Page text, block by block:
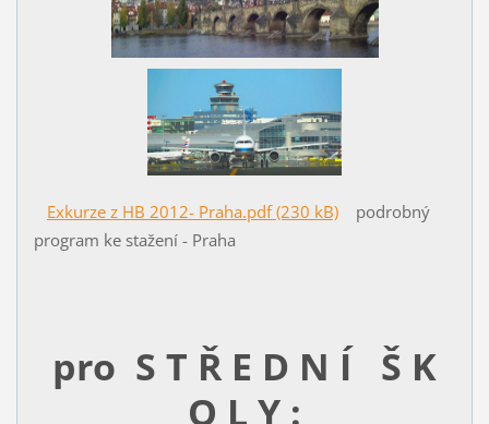
Exkurze z HB 2012- Praha.pdf (230 kB)podrobný
program ke stažení - Praha
pro S T Ř E D N Í Š K
O L Y :